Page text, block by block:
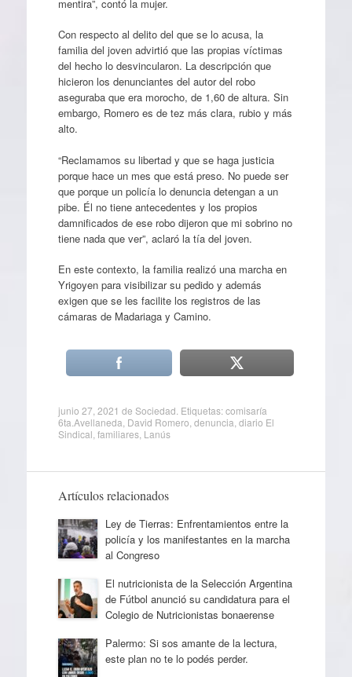
mentira”, contó la mujer.
Con respecto al delito del que se lo acusa, la
familia del joven advirtió que las propias víctimas
del hecho lo desvincularon. La descripción que
hicieron los denunciantes del autor del robo
aseguraba que era morocho, de 1,60 de altura. Sin
embargo, Romero es de tez más clara, rubio y más
alto.
“Reclamamos su libertad y que se haga justicia
porque hace un mes que está preso. No puede ser
que porque un policía lo denuncia detengan a un
pibe. Él no tiene antecedentes y los propios
damnificados de ese robo dijeron que mi sobrino no
tiene nada que ver”, aclaró la tía del joven.
En este contexto, la familia realizó una marcha en
Yrigoyen para visibilizar su pedido y además
exigen que se les facilite los registros de las
cámaras de Madariaga y Camino.
junio 27, 2021 de Sociedad . Etiquetas:comisaría
6ta.Avellaneda David Romero denuncia diario El
Sindical familiares, Lanús
Artículos relacionados
Ley de Tierras: Enfrentamientos entre la
policía y los manifestantes en la marcha
al Congreso
El nutricionista de la Selección Argentina
de Fútbol anunció su candidatura para el
Colegio de Nutricionistas bonaerense
Palermo: Si sos amante de la lectura,
este plan no te lo podés perder.